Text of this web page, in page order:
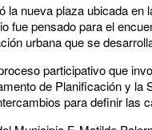
la nueva plaza ubicada
fue pensado para el
urbana que se
participativo que
de Planificación y
para definir las